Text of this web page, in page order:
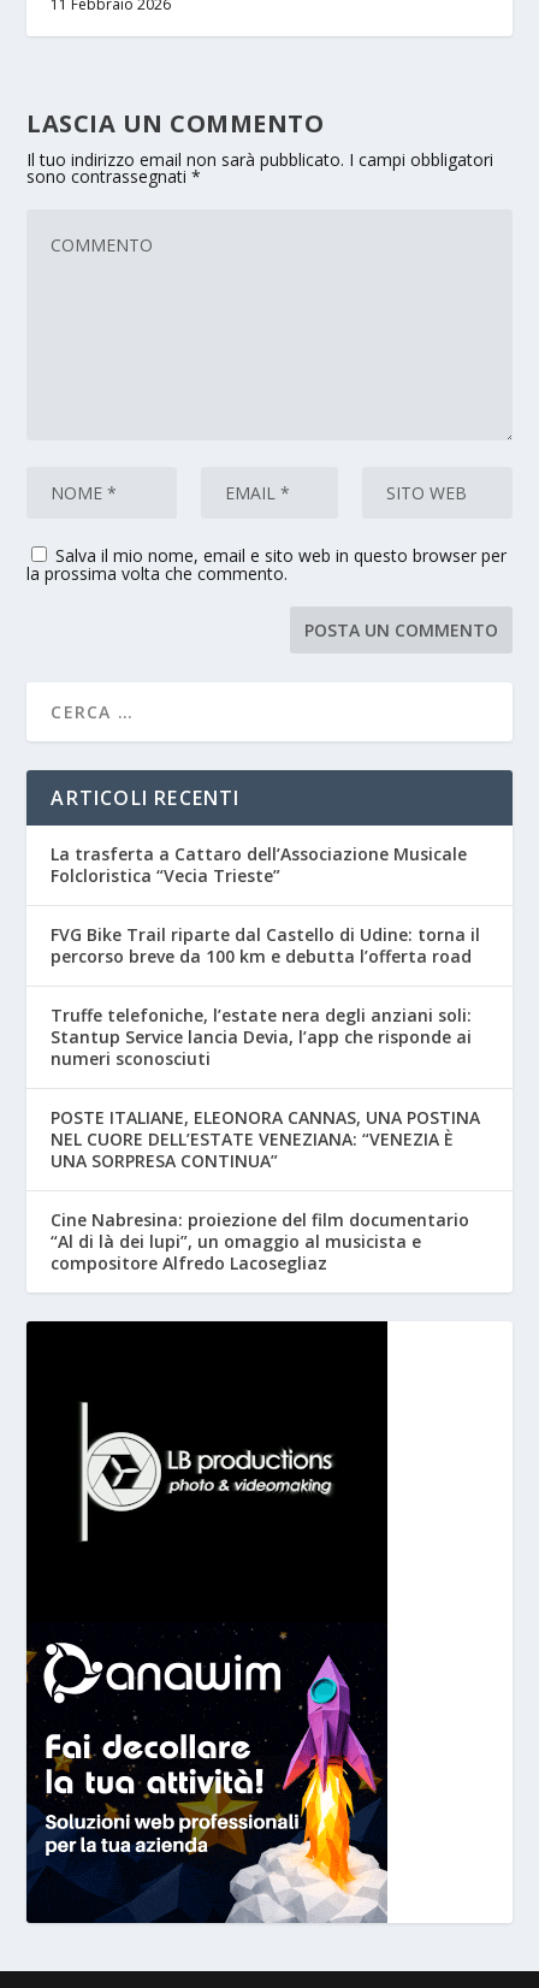
11 Febbraio 2026
LASCIA UN COMMENTO
Il tuo indirizzo email non sarà pubblicato. I campi obbligatori
sono contrassegnati*
Salva il mio nome, email e sito web in questo browser per
la prossima volta che commento.
ARTICOLI RECENTI
La trasferta a Cattaro dell’Associazione Musicale
Folcloristica “Vecia Trieste”
FVG Bike Trail riparte dal Castello di Udine: torna il
percorso breve da 100 km e debutta l’offerta road
Truffe telefoniche, l’estate nera degli anziani soli:
Stantup Service lancia Devia, l’app che risponde ai
numeri sconosciuti
POSTE ITALIANE, ELEONORA CANNAS, UNA POSTINA
NEL CUORE DELL’ESTATE VENEZIANA: “VENEZIA È
UNA SORPRESA CONTINUA”
Cine Nabresina: proiezione del film documentario
“Al di là dei lupi”, un omaggio al musicista e
compositore Alfredo Lacosegliaz